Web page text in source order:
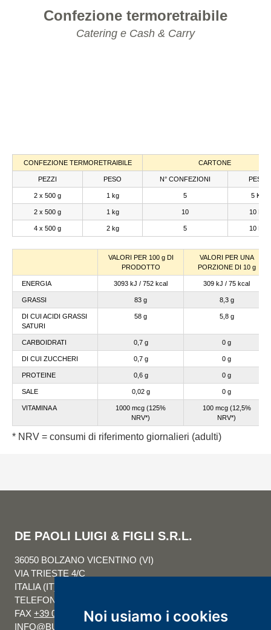
Noi usiamo i cookies
Confezione termoretraibile
Catering e Cash & Carry
CONFEZIONE TERMORETRAIBILE CARTONE
PEZZI PESO N° CONFEZIONI PESO
2 x 500 g 1 kg 5 5 Kg
2 x 500 g 1 kg 10 10 Kg
4 x 500 g 2 kg 5 10 Kg
VALORI PER 100 g DI
PRODOTTO
VALORI PER UNA
PORZIONE DI 10 g
ENERGIA 3093 kJ / 752 kcal 309 kJ / 75 kcal
GRASSI 83 g 8,3 g
DI CUI ACIDI GRASSI
SATURI
58 g 5,8 g
CARBOIDRATI 0,7 g 0 g
DI CUI ZUCCHERI 0,7 g 0 g
PROTEINE 0,6 g 0 g
SALE 0,02 g 0 g
VITAMINA A
1000 mcg (125%
NRV*)
100 mcg (12,5%
NRV*)
* NRV = consumi di riferimento giornalieri (adulti)
DE PAOLI LUIGI & FIGLI S.R.L.
36050 BOLZANO VICENTINO (VI)
VIA TRIESTE 4/C
ITALIA (IT)
TELEFONO
FAX +39 0444-351080
INFO@BURRODEPAOLI.IT